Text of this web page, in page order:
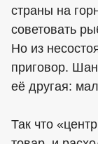
страны на
советовать
Но из
приговор.
её другая:
Так что